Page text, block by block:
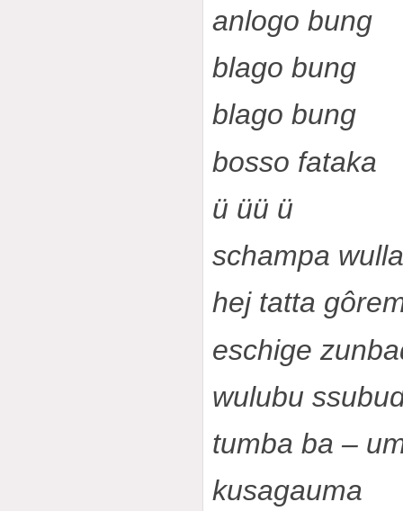
anlogo bung
blago bung
blago bung
bosso fataka
ü üü ü
schampa
hej tatta
eschige
wulubu
tumba ba –
kusagauma